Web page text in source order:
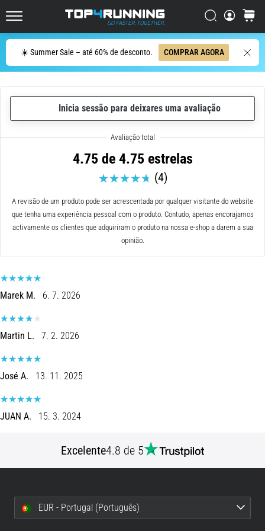
☀️ Summer Sale – até 60% de desconto. COMPRAR AGORA
Procurar
cesto
Procurar
resumido
em
frase:
dói,
mas
vale
pena!
Que
tipos
de…
8 minutos lendo
Corrida
vaivém
e
teste
beep:
O
que
e
realizados?
prática,
shuttle
Inicia sessão para deixares uma avaliação
4.75 de 4.75 estrelas
(4)
A revisão de um produto pode ser acrescentada por qualquer visitante do website
que tenha uma experiência pessoal com o produto. Contudo, apenas encorajamos
activamente os clientes que adquiriram o produto na nossa e-shop a darem a sua
opinião.
Marek M. 6. 7. 2026
Martin L. 7. 2. 2026
José A. 13. 11. 2025
JUAN A. 15. 3. 2024
Excelente4.8 de 5
EUR - Portugal (Português)